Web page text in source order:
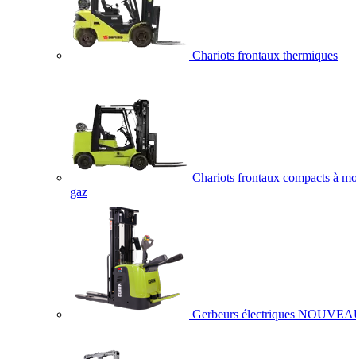
Chariots frontaux thermiques
Chariots frontaux compacts à
gaz
Gerbeurs électriques